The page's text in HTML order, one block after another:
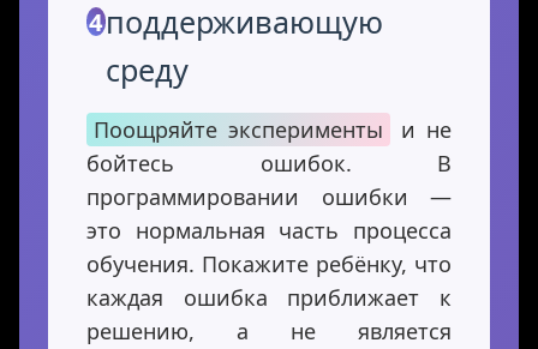
4поддерживающую
среду
Поощряйте эксперименты
и не
бойтесь ошибок. В
программировании ошибки —
это нормальная часть процесса
обучения. Покажите ребёнку, что
каждая ошибка приближает к
решению, а не является